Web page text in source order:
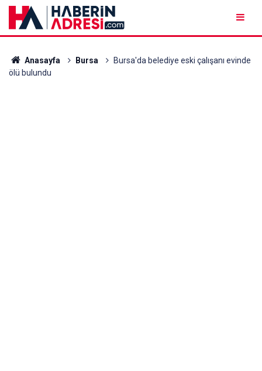
Anasayfa Bursa
Bursa'da belediye eski çalışanı evinde
ölü bulundu